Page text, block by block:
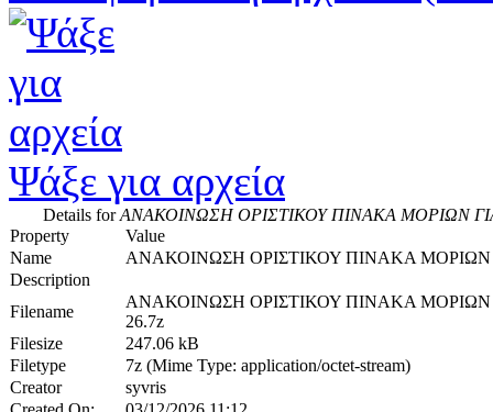
Ψάξε για αρχεία
Details forΑΝΑΚΟΙΝΩΣΗ ΟΡΙΣΤΙΚΟΥ ΠΙΝΑΚΑ ΜΟΡΙΩΝ
Property
Value
Name
ΑΝΑΚΟΙΝΩΣΗ ΟΡΙΣΤΙΚΟΥ ΠΙΝΑΚΑ ΜΟΡΙΩΝ
Description
Filename
ΑΝΑΚΟΙΝΩΣΗ ΟΡΙΣΤΙΚΟΥ ΠΙΝΑΚΑ ΜΟΡΙΩΝ
26.7z
Filesize
247.06 kB
Filetype
7z (Mime Type: application/octet-stream)
Creator
syvris